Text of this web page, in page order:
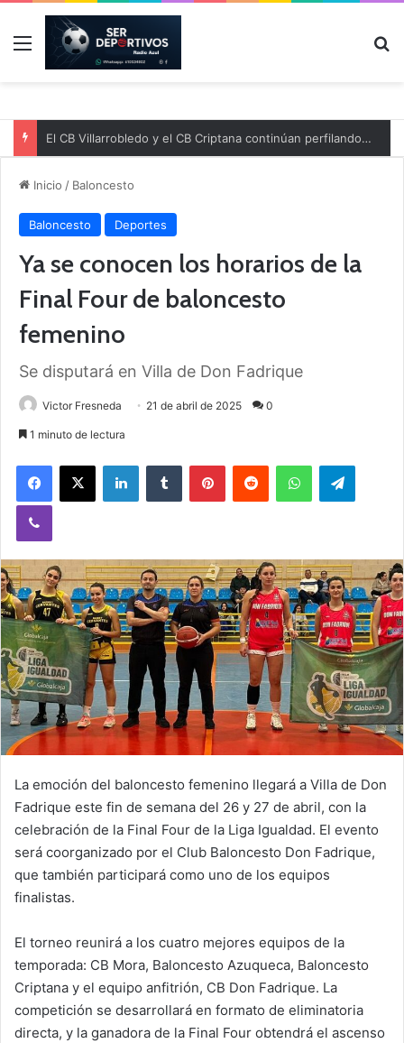
Menú
El CB Villarrobledo y el CB Criptana continúan perfilando sus plantillas
Inicio / Baloncesto
Baloncesto Deportes
Ya se conocen los horarios de la
Final Four de baloncesto
femenino
Se disputará en Villa de Don Fadrique
Victor Fresneda 21 de abril de 2025 0
1 minuto de lectura
La emoción del baloncesto femenino llegará a Villa de Don
Fadrique este fin de semana del 26 y 27 de abril, con la
celebración de la Final Four de la Liga Igualdad. El evento
será coorganizado por el Club Baloncesto Don Fadrique,
que también participará como uno de los equipos
finalistas.
El torneo reunirá a los cuatro mejores equipos de la
temporada: CB Mora, Baloncesto Azuqueca, Baloncesto
Criptana y el equipo anfitrión, CB Don Fadrique. La
competición se desarrollará en formato de eliminatoria
directa, y la ganadora de la Final Four obtendrá el ascenso